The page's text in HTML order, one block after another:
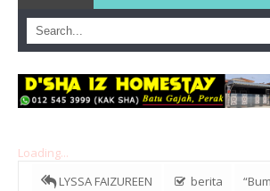
Loading...
LYSSA FAIZUREEN
berita